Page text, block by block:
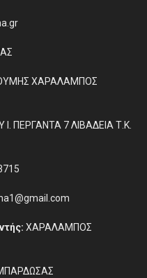
ΧΑΡΑΛΑΜΠΟΣ
ΠΕΡΓΑΝΤΑ 7 ΛΙΒΑΔΕΙΑ Τ.Κ.
ΧΑΡΑΛΑΜΠΟΣ